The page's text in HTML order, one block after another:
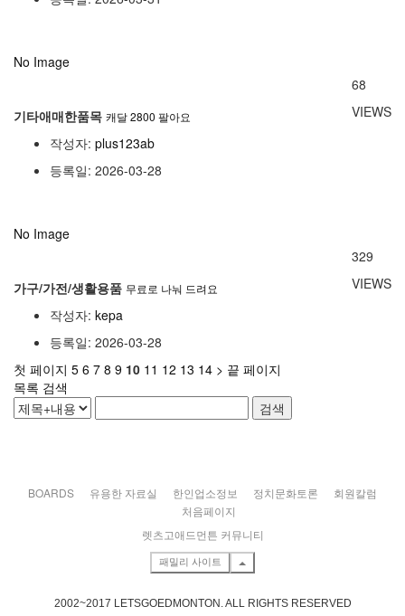
No Image
기타애매한품목 캐달 2800 팔아요
작성자: plus123ab
등록일: 2026-03-28
68
VIEWS
No Image
가구/가전/생활용품 무료로 나눠 드려요
작성자: kepa
등록일: 2026-03-28
329
VIEWS
첫 페이지 5 6 7 8 9 10 11 12 13 14 > 끝 페이지
목록 검색
검색
BOARDS 유용한 자료실 한인업소정보 정치문화토론
회원칼럼
처음페이지
렛츠고애드먼튼 커뮤니티
패밀리 사이트
2002~2017 LETSGOEDMONTON. ALL RIGHTS RESERVED